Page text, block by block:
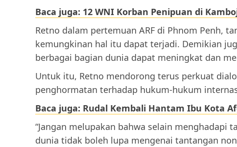
Baca juga: 12 WNI Korban Penipuan di
Retno dalam pertemuan ARF di Phnom Penh,
kemungkinan hal itu dapat terjadi. Demikian
berbagai bagian dunia dapat meningkat dan
Untuk itu, Retno mendorong terus perkuat
penghormatan terhadap hukum-hukum
Baca juga: Rudal Kembali Hantam Ibu Kota
“Jangan melupakan bahwa selain
dunia tidak boleh lupa mengenai tantangan